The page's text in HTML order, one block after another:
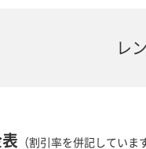
レ
（割引率を併記していま